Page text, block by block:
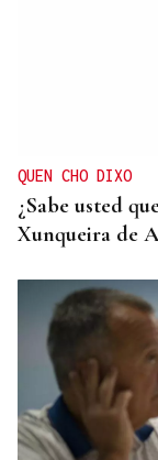
El Congreso
el Mundial
QUEN CHO DIXO
¿Sabe usted
Xunqueira de